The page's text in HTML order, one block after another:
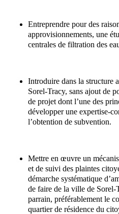
Entreprendre pour des
approvisionnements, une
centrales de filtration des
Introduire dans la structure
Sorel-Tracy, sans ajout de
de projet dont l’une des
développer une expertise-
l’obtention de subvention.
Mettre en œuvre un
et de suivi des plaintes
démarche systématique
de faire de la ville de Sorel-
parrain, préférablement le
quartier de résidence du